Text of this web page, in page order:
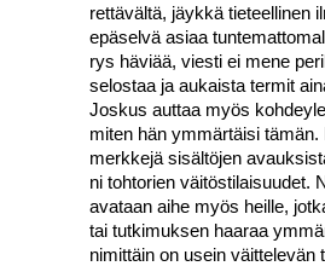
ret­tä­väl­tä, jäyk­kä tie­teel­li­nen
epä­sel­vä asi­aa
rys hävi­ää, vies­ti ei mene
selos­taa ja aukais­ta ter­mit
Jos­kus aut­taa myös
miten hän ymmär­täi­si
merk­ke­jä sisäl­tö­jen
ni toh­to­rien väi­tös­ti­lai­suu­det.
ava­taan aihe myös heil­le,
tai tut­ki­muk­sen haa­raa
nimit­täin on usein väit­te­le­vän